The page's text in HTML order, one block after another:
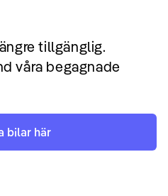
tillgänglig.
våra begagnade
bilar här